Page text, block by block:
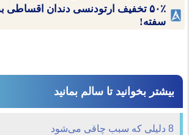
۵۰٪ تخفیف ارتودنسی دندان اقساطی
سفته!
بیشتر بخوانید تا سالم بمانید
8 دلیلی که سبب چاقی می‌شود